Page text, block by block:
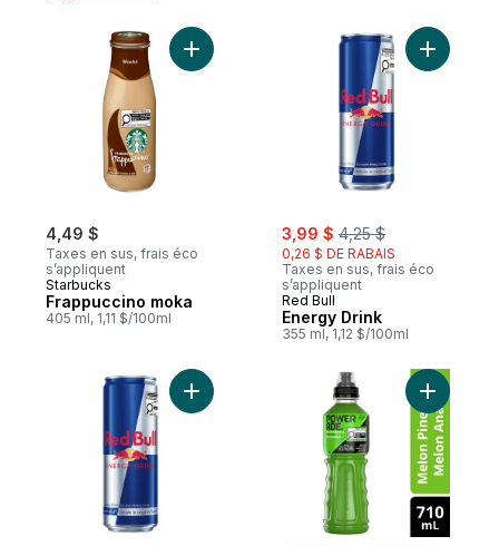
4,49 $
Taxes en sus, frais éco
s’appliquent
Starbucks
Frappuccino moka
405 ml, 1,11 $/100ml
Ajouter Frappuccino moka au panier
sale:
3,99 $ , formerly:
4,25 $
0,26 $ DE RABAIS
Taxes en sus, frais éco
s’appliquent
Red Bull
Energy Drink
355 ml, 1,12 $/100ml
Ajouter
Ajouter Energy Drink au panier Ajouter